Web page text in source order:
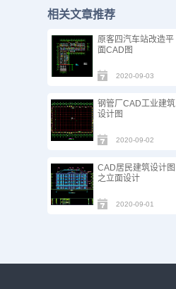
相关文章推荐
原客四汽车站改造平
面CAD图
2020-09-03
钢管厂CAD工业建筑
设计图
2020-09-02
CAD居民建筑设计图
之立面设计
2020-09-01